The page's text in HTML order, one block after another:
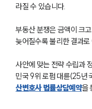
라질 수 있습니다.
부동산 분쟁은 금액이 크
늦어질수록 불리한 결과
사안에 맞는 전략 수립과
민국 9위 로펌 대륜(25년
산변호사 법률상담예약을